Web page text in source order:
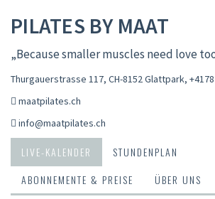
PILATES BY MAAT
„Because smaller muscles need love
Thurgauerstrasse 117, CH-8152 Glattpark,
maatpilates.ch
info@maatpilates.ch
LIVE-KALENDER
STUNDENPLAN
ABONNEMENTE & PREISE
ÜBER UNS